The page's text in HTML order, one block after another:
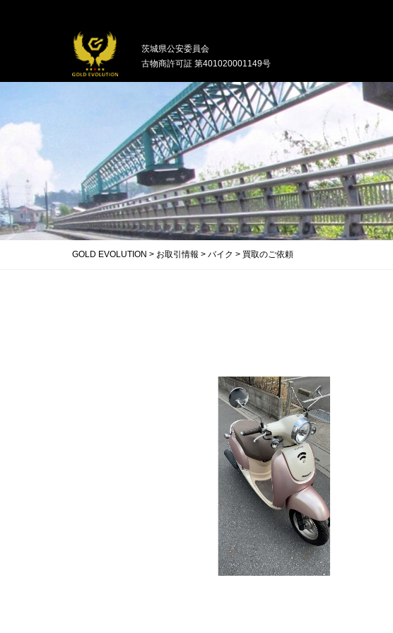
茨城県公安委員会
古物商許可証 第401020001149号
GOLD EVOLUTION > お取引情報 > バイク > 買取のご依頼